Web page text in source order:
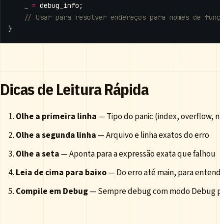
= debug_info ;
}
Dicas de Leitura Rápida
Olhe a primeira linha — Tipo do panic (index, overflow,
Olhe a segunda linha — Arquivo e linha exatos do erro
Olhe a seta — Aponta para a expressão exata que falhou
Leia de cima para baixo— Do erro até main, para
Compile em Debug— Sempre debug com modo Debug